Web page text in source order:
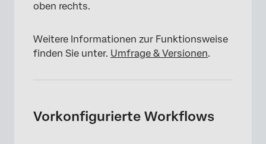
oben rechts.
Weitere Informationen zur Funktionsweise
finden Sie unter. Umfrage & Versionen.
Vorkonfigurierte Workflows